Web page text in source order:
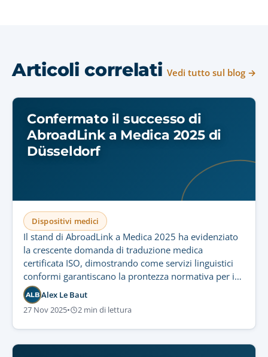
Articoli correlati Vedi tutto sul blog →
Confermato il successo di
AbroadLink a Medica 2025 di
Düsseldorf
Dispositivi medici
Il stand di AbroadLink a Medica 2025 ha evidenziato
la crescente domanda di traduzione medica
certificata ISO, dimostrando come servizi linguistici
conformi garantiscano la prontezza normativa per i
dispositivi medici.
ALB Alex Le Baut
27 Nov 2025• 2 min di lettura